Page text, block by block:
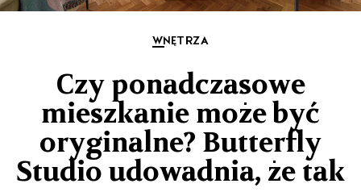
WNĘTRZA
Czy ponadczasowe
mieszkanie może być
oryginalne? Butterfly
Studio udowadnia, że tak